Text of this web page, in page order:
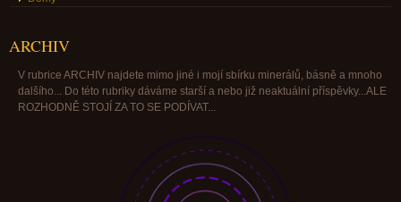
ARCHIV
V rubrice ARCHIV najdete mimo jiné i mojí sbírku minerálů, básně a mnoho
dalšího... Do této rubriky dáváme starší a nebo již neaktuální příspěvky...ALE
ROZHODNĚ STOJÍ ZA TO SE PODÍVAT...